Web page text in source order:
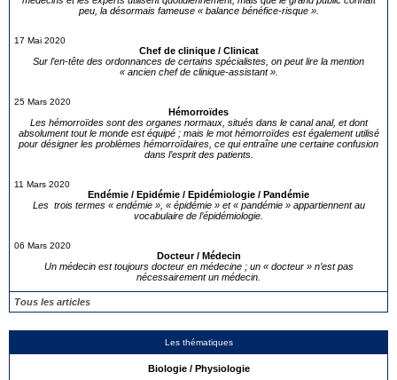
peu, la désormais fameuse « balance bénéfice-risque ».
17 Mai 2020
Chef de clinique / Clinicat
Sur l’en-tête des ordonnances de certains spécialistes, on peut lire la mention
« ancien chef de clinique-assistant ».
25 Mars 2020
Hémorroïdes
Les hémorroïdes sont des organes normaux, situés dans le canal anal, et dont
absolument tout le monde est équipé ; mais le mot hémorroïdes est également utilisé
pour désigner les problèmes hémorroïdaires, ce qui entraîne une certaine confusion
dans l’esprit des patients.
11 Mars 2020
Endémie / Epidémie / Epidémiologie / Pandémie
Les trois termes « endémie », « épidémie » et « pandémie » appartiennent au
vocabulaire de l’épidémiologie.
06 Mars 2020
Docteur / Médecin
Un médecin est toujours docteur en médecine ; un « docteur » n’est pas
nécessairement un médecin.
Tous les articles
Les thématiques
Biologie / Physiologie